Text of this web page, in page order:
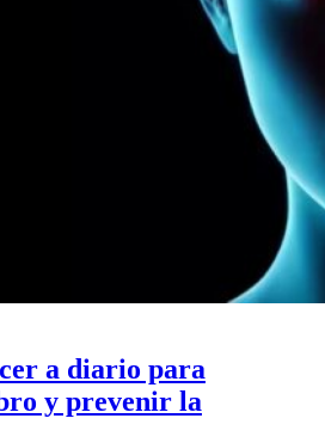
a diario para
y prevenir la